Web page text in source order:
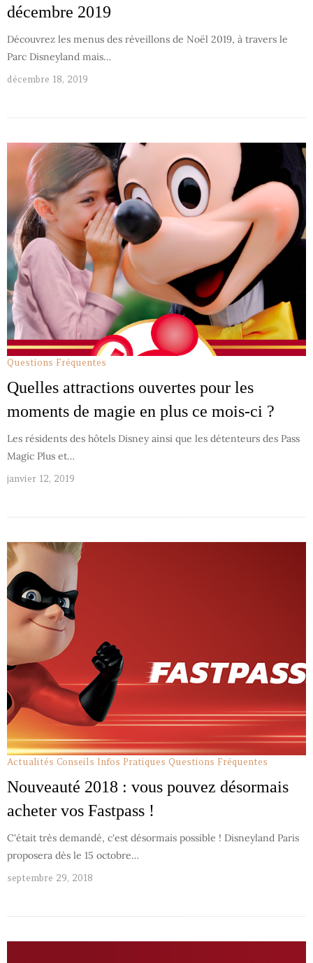
décembre 2019
Découvrez les menus des réveillons de Noël 2019, à travers le
Parc Disneyland mais…
décembre 18, 2019
Questions Fréquentes
Quelles attractions ouvertes pour les
moments de magie en plus ce mois-ci ?
Les résidents des hôtels Disney ainsi que les détenteurs des Pass
Magic Plus et…
janvier 12, 2019
Actualités Conseils Infos Pratiques Questions Fréquentes
Nouveauté 2018 : vous pouvez désormais
acheter vos Fastpass !
C'était très demandé, c'est désormais possible ! Disneyland Paris
proposera dès le 15 octobre…
septembre 29, 2018